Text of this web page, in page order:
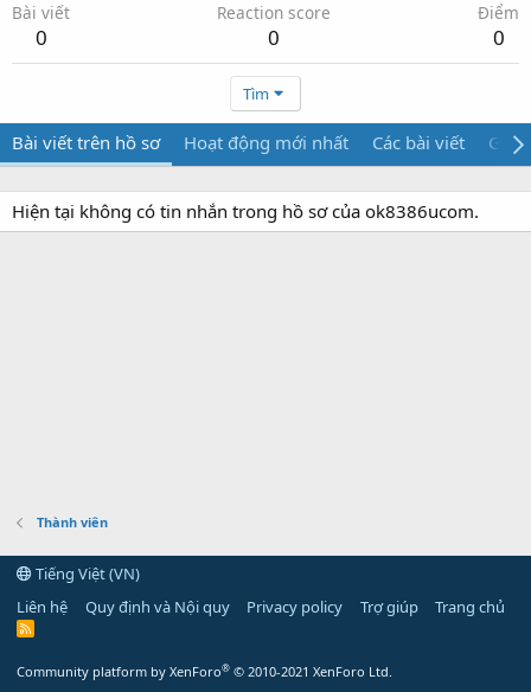
Bài viết
0
Reaction score
0
Điểm
0
Tìm
Bài viết trên hồ sơ Hoạt động mới nhất Các bài viết Giới
Hiện tại không có tin nhắn trong hồ sơ của ok8386ucom.
Thành viên
Tiếng Việt (VN)
Liên hệ
Quy định và Nội quy Privacy policy Trợ giúp Trang chủ
R
Community platform by XenForo® © 2010-2021 XenForo Ltd.